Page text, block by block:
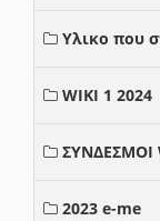
Υλικο που
WIKI 1 2024
ΣΥΝΔΕΣΜΟΙ
2023 e-me